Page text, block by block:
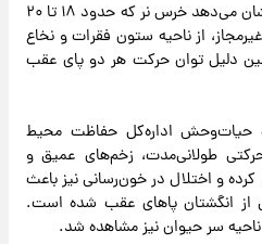
وی افزود: نتایج این بررسی‌ها نشان می‌دهد خرس نر که حدود ۱۸ تا ۲۰
از ناحیه ستون فقرات و نخاع
دلیل توان حرکت هر دو پای عقب
حیات‌وحش اداره‌کل حفاظت محیط
طولانی‌مدت، زخم‌های عمیق و
و اختلال در خون‌رسانی نیز باعث
انگشتان پاهای عقب شده است.
سر حیوان نیز مشاهده شد.